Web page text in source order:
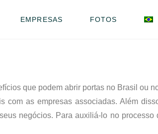
EMPRESAS FOTOS
que podem abrir portas no Brasil ou
as empresas associadas. Além
negócios. Para auxiliá-lo no